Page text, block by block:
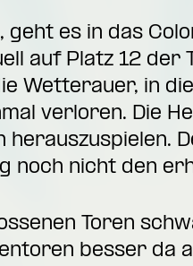
geht es in das
auf Platz 12 der
Wetterauer, in
verloren. Die
noch nicht den
Toren
besser da